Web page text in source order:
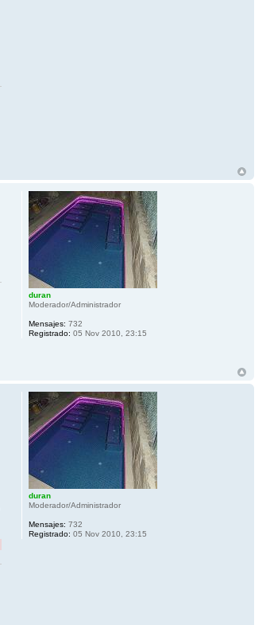
duran
Moderador/Administrador
Mensajes: 732
Registrado: 05 Nov 2010, 23:15
duran
Moderador/Administrador
Mensajes: 732
Registrado: 05 Nov 2010, 23:15